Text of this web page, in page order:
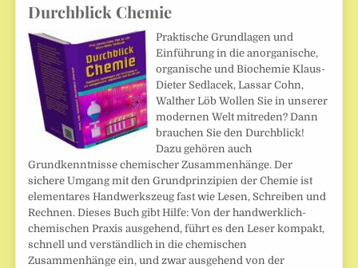
Durchblick Chemie
Praktische Grundlagen und
Einführung in die anorganische,
organische und Biochemie Klaus-
Dieter Sedlacek, Lassar Cohn,
Walther Löb Wollen Sie in unserer
modernen Welt mitreden? Dann
brauchen Sie den Durchblick!
Dazu gehören auch
Grundkenntnisse chemischer Zusammenhänge. Der
sichere Umgang mit den Grundprinzipien der Chemie ist
elementares Handwerkszeug fast wie Lesen, Schreiben und
Rechnen. Dieses Buch gibt Hilfe: Von der handwerklich-
chemischen Praxis ausgehend, führt es den Leser kompakt,
schnell und verständlich in die chemischen
Zusammenhänge ein, und zwar ausgehend von der